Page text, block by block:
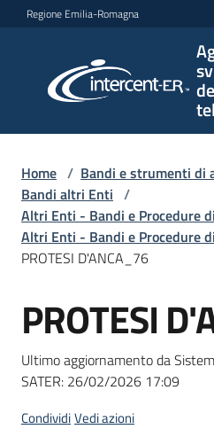
Vai al contenuto
Vai alla navigazione
Vai al footer
Regione Emilia-Romagna
per lo
sviluppo
telematici
L'Agenzia
Bandi
strumenti
di
acquisto
Home / Bandi e strumenti di
Bandi altri Enti /
Altri Enti - Bandi e Procedure
Altri Enti - Bandi e Procedure
PROTESI D'ANCA_76
Salta al contenuto
PROTESI
Ultimo aggiornamento da
SATER: 26/02/2026 17:09
CondividiVedi azioni